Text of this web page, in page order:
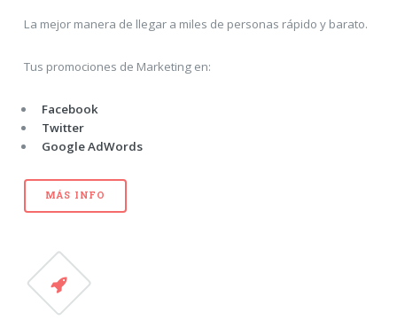
La mejor manera de llegar a miles de personas rápido y barato.
Tus promociones de Marketing en:
Facebook
Twitter
Google AdWords
MÁS INFO